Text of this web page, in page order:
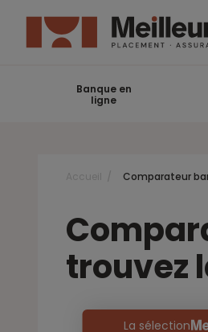
Banque en
ligne
Comparateur
trouvez
La sélection